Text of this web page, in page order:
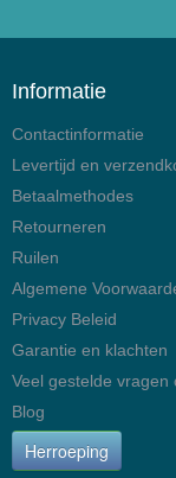
Informatie
Contactinformatie
Levertijd en
Betaalmethodes
Retourneren
Ruilen
Algemene
Privacy Beleid
Garantie en klachten
Veel gestelde vragen
Blog
Herroeping